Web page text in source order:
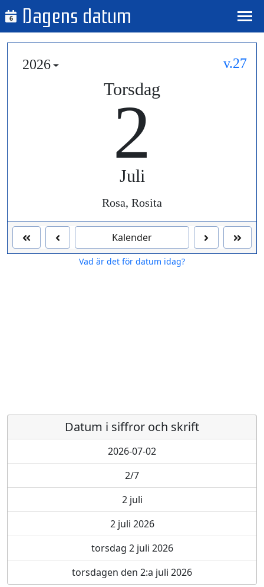
6 Dagens datum
2026 v.27
Torsdag
2
Juli
Rosa, Rosita
Kalender
Vad är det för datum idag?
Datum i siffror och skrift
2026-07-02
2/7
2 juli
2 juli 2026
torsdag 2 juli 2026
torsdagen den 2:a juli 2026